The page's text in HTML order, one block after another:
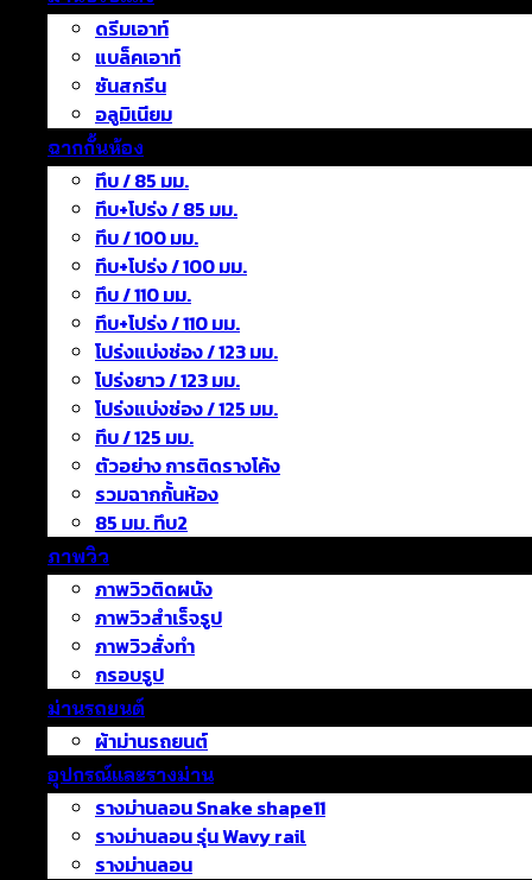
ดรีมเอาท์
แบล็คเอาท์
ซันสกรีน
อลูมิเนียม
ฉากกั้นห้อง
ทึบ / 85 มม.
ทึบ+โปร่ง / 85 มม.
ทึบ / 100 มม.
ทึบ+โปร่ง / 100 มม.
ทึบ / 110 มม.
ทึบ+โปร่ง / 110 มม.
โปร่งแบ่งช่อง / 123 มม.
โปร่งยาว / 123 มม.
โปร่งแบ่งช่อง / 125 มม.
ทึบ / 125 มม.
ตัวอย่าง การติดรางโค้ง
รวมฉากกั้นห้อง
85 มม. ทึบ2
ภาพวิว
ภาพวิวติดผนัง
ภาพวิวสำเร็จรูป
ภาพวิวสั่งทำ
กรอบรูป
ม่านรถยนต์
ผ้าม่านรถยนต์
อุปกรณ์และรางม่าน
รางม่านลอน Snake shape11
รางม่านลอน รุ่น Wavy rail
รางม่านลอน